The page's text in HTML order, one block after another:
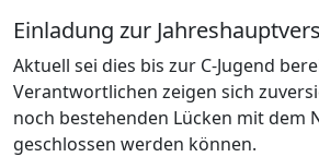
Einladung zur
Aktuell sei dies bis zur C-Jugend
Verantwortlichen zeigen sich
noch bestehenden Lücken mit dem
geschlossen werden können.